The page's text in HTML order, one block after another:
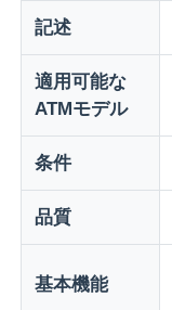
ホーム
記述
適用可能な
ATMモデル
条件
品質
基本機能